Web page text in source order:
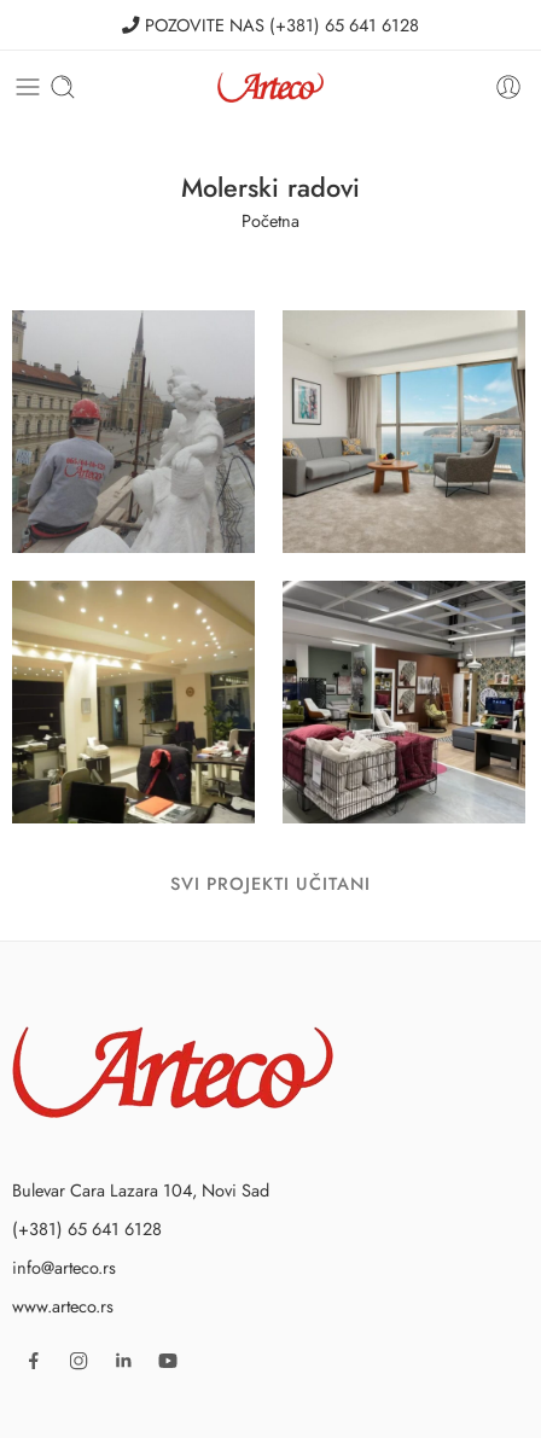
POZOVITE NAS (+381) 65 641 6128
Molerski radovi
Početna
SVI PROJEKTI UČITANI
Bulevar Cara Lazara 104, Novi Sad
(+381) 65 641 6128
info@arteco.rs
www.arteco.rs